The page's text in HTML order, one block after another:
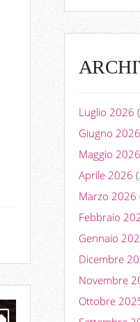
Luglio 2026
Giugno 2026
Maggio 2026
Aprile 2026
Marzo 2026
Febbraio
Gennaio
Dicembre
Novembre
Ottobre